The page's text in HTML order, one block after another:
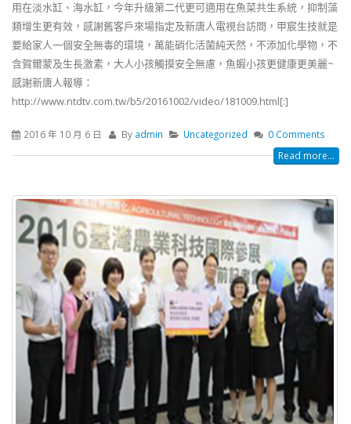
用在淡水缸、海水缸，今年升級第二代更可適用在魚菜共生系統，抑制藻
類增生更有效，感謝舊客戶來場指定及新唐人電視台訪問，甲宸生技就是
要給家人一個安全無毒的環境，萬能硝化活菌純天然，不添加化學物，不
含賀爾蒙及生長激素，大人小孩觸摸安全無慮，魚蝦小孩更健康更美麗~
感謝新唐人報導：
http://www.ntdtv.com.tw/b5/20161002/video/181009.html[:]
2016 年 10 月 6 日 By admin Uncategorized 0 Comments
Read more...